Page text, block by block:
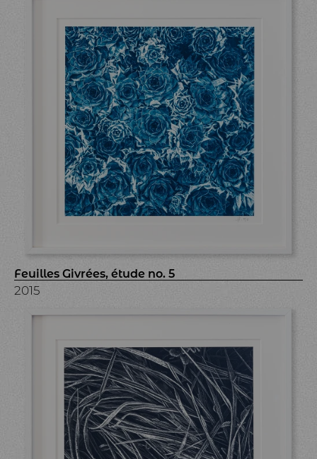
Feuilles Givrées, étude no. 5
2015